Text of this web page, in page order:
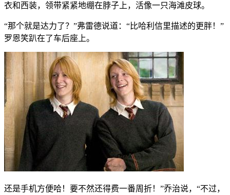
衣和西装，领带紧紧地绷在脖子上，活像一只海滩皮球。
“那个就是达力了？”弗雷德说道：“比哈利信里描述的更胖！”
罗恩笑趴在了车后座上。
还是手机方便哈！要不然还得费一番周折！”乔治说，“不过，